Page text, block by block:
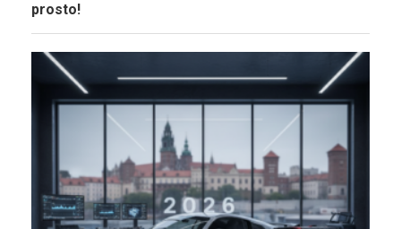
prosto!